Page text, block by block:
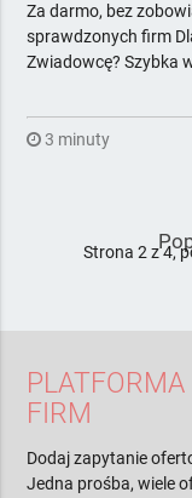
Za darmo, bez
sprawdzonych firm
Zwiadowcę? Szybka
3 minuty
Strona 2 z 4,
FIRM
Dodaj zapytanie
Jedna prośba, wiele